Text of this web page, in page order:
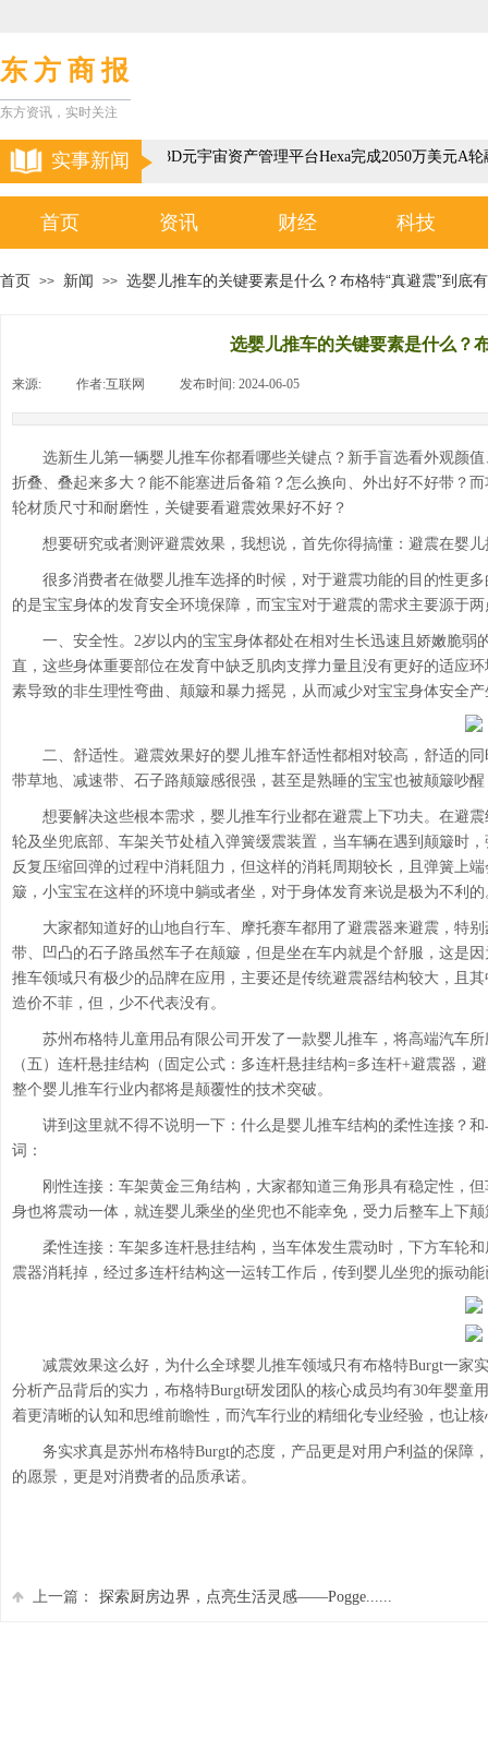
以色列3D元宇宙资产管理平台Hexa完成2050万美元A轮
东 方 商 报
实事新闻
东方资讯，实时关注
首页 资讯 财经 科技
首页 >> 新闻 >> 选婴儿推车的关键要素是什么？布格特“真避震”到底
选婴儿推车的关键要素是什么？
来源: 作者:互联网 发布时间: 2024-06-05
选新生儿第一辆婴儿推车你都看哪些关键点？新手盲选看外观颜
折叠、叠起来多大？能不能塞进后备箱？怎么换向、外出好不好带？
轮材质尺寸和耐磨性，关键要看避震效果好不好？
想要研究或者测评避震效果，我想说，首先你得搞懂：避震在婴
很多消费者在做婴儿推车选择的时候，对于避震功能的目的性更
的是宝宝身体的发育安全环境保障，而宝宝对于避震的需求主要源于两
一、安全性。 2岁以内的宝宝身体都处在相对生长迅速且娇嫩脆
直，这些身体重要部位在发育中缺乏肌肉支撑力量且没有更好的适应
素导致的非生理性弯曲、颠簸和暴力摇晃，从而减少对宝宝身体安全
二、舒适性。 避震效果好的婴儿推车舒适性都相对较高，舒适的
带草地、减速带、石子路颠簸感很强，甚至是熟睡的宝宝也被颠簸吵
想要解决这些根本需求，婴儿推车行业都在避震上下功夫。在避
轮及坐兜底部、车架关节处植入弹簧缓震装置，当车辆在遇到颠簸时
反复压缩回弹的过程中消耗阻力，但这样的消耗周期较长，且弹簧上
簸，小宝宝在这样的环境中躺或者坐，对于身体发育来说是极为不利的
大家都知道好的山地自行车、摩托赛车都用了避震器来避震，特
带、凹凸的石子路虽然车子在颠簸，但是坐在车内就是个舒服，这是
推车领域只有极少的品牌在应用，主要还是传统避震器结构较大，且
造价不菲，但，少不代表没有。
苏州布格特儿童用品有限公司开发了一款婴儿推车，将高端汽车
（五）连杆悬挂结构（固定公式：多连杆悬挂结构=多连杆+避震器
整个婴儿推车行业内都将是颠覆性的技术突破。
讲到这里就不得不说明一下：什么是婴儿推车结构的柔性连接？
词：
刚性连接： 车架黄金三角结构，大家都知道三角形具有稳定性，
身也将震动一体，就连婴儿乘坐的坐兜也不能幸免，受力后整车上下
柔性连接： 车架多连杆悬挂结构，当车体发生震动时，下方车轮
震器消耗掉，经过多连杆结构这一运转工作后，传到婴儿坐兜的振动
减震效果这么好，为什么全球婴儿推车领域只有布格特Burgt一家
分析产品背后的实力，布格特Burgt研发团队的核心成员均有30年婴
着更清晰的认知和思维前瞻性，而汽车行业的精细化专业经验，也让
务实求真是苏州布格特Burgt的态度，产品更是对用户利益的保障
的愿景，更是对消费者的品质承诺。
上一篇： 探索厨房边界，点亮生活灵感——Pogge......